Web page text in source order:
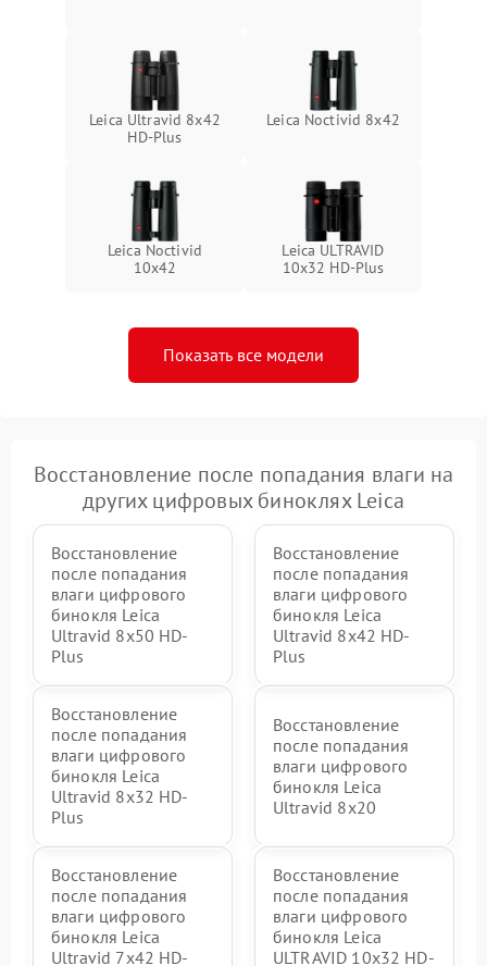
Leica Ultravid 8x42
HD-Plus
Leica Noctivid 8x42
Leica Noctivid
10x42
Leica ULTRAVID
10x32 HD-Plus
Показать все модели
Восстановление после попадания влаги на
других цифровых биноклях Leica
Восстановление
после попадания
влаги цифрового
бинокля Leica
Ultravid 8x50 HD-
Plus
Восстановление
после попадания
влаги цифрового
бинокля Leica
Ultravid 8x42 HD-
Plus
Восстановление
после попадания
влаги цифрового
бинокля Leica
Ultravid 8x32 HD-
Plus
Восстановление
после попадания
влаги цифрового
бинокля Leica
Ultravid 8x20
Восстановление
после попадания
влаги цифрового
бинокля Leica
Ultravid 7x42 HD-
Восстановление
после попадания
влаги цифрового
бинокля Leica
ULTRAVID 10x32 HD-